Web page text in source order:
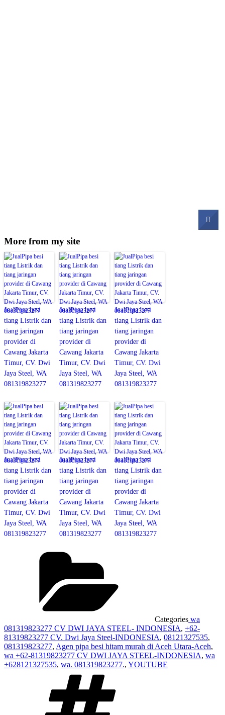
More from my site
JualPipa besi
tiang Listrik dan
tiang jaringan
provider di
Cawang Jakarta
Timur, CV. Dwi
Jaya Steel, WA
081319823277
JualPipa besi
tiang Listrik dan
tiang jaringan
provider di
Cawang Jakarta
Timur, CV. Dwi
Jaya Steel, WA
081319823277
JualPipa besi
tiang Listrik dan
tiang jaringan
provider di
Cawang Jakarta
Timur, CV. Dwi
Jaya Steel, WA
081319823277
JualPipa besi
tiang Listrik dan
tiang jaringan
provider di
Cawang Jakarta
Timur, CV. Dwi
Jaya Steel, WA
081319823277
JualPipa besi
tiang Listrik dan
tiang jaringan
provider di
Cawang Jakarta
Timur, CV. Dwi
Jaya Steel, WA
081319823277
JualPipa besi
tiang Listrik dan
tiang jaringan
provider di
Cawang Jakarta
Timur, CV. Dwi
Jaya Steel, WA
081319823277
Categories wa
081319823277 CV DWI JAYA STEEL- INDONESIA, +62-
81319823277 CV. Dwi Jaya Steel-INDONESIA, 08121327535,
081319823277, Agen pipa besi hitam murah di Aceh Utara-Aceh,
wa +62-81319823277 CV DWI JAYA STEEL-INDONESIA, wa
+628121327535, wa. 081319823277., YOUTUBE